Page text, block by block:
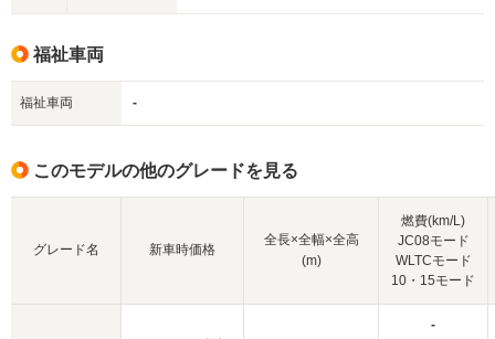
福祉車両
福祉車両 -
このモデルの他のグレードを見る
グレード名 新車時価格
全長×全幅×全高
(m)
燃費(km/L)
JC08モード
WLTCモード
10・15モード
-